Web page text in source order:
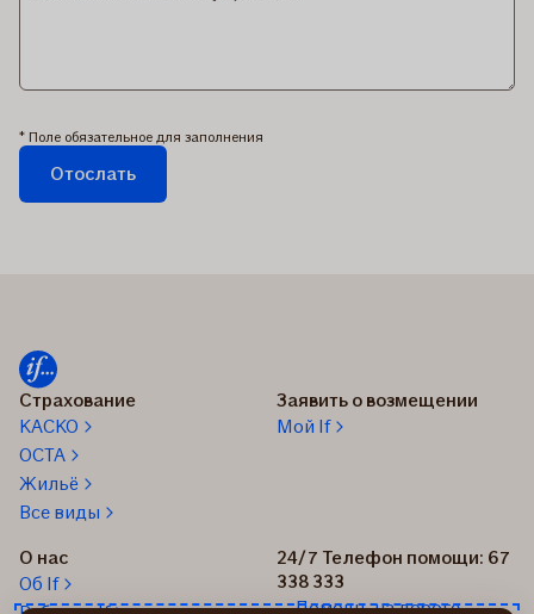
* Поле обязательное для заполнения
Отослать
Страхование
КАСКО
OCTA
Жильё
Все виды
Заявить о возмещении
Мой If
О нас
Об If
24/7 Телефон помощи: 67
338 333
Помощь на дороге